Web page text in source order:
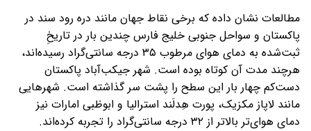
مطالعات نشان داده که برخی نقاط جهان مانند دره رود سند در
پاکستان و سواحل جنوبی خلیج فارس چندین بار در تاریخِ
ثبت‌شده به دمای هوای‌ مرطوب ۳۵ درجه سانتی‌گراد رسیده‌اند،
هرچند مدت آن کوتاه بوده است. شهر جیکب‌آباد پاکستان
دست‌کم چهار بار این سطح را پشت سر گذاشته است. شهرهایی
مانند لاپاز مکزیک، پورت هِدلَند استرالیا و ابوظبی امارات نیز
دمای هوای‌تر بالاتر از ۳۲ درجه سانتی‌گراد را تجربه کرده‌اند.